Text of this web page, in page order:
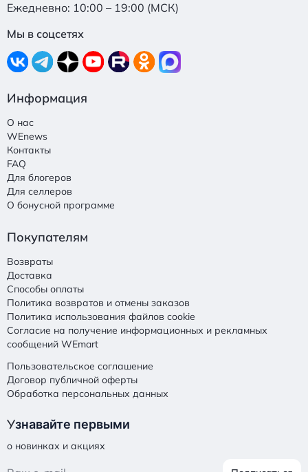
Ежедневно: 10:00 – 19:00 (МСК)
Мы в соцсетях
Информация
О нас
WEnews
Контакты
FAQ
Для блогеров
Для селлеров
О бонусной программе
Покупателям
Возвраты
Доставка
Способы оплаты
Политика возвратов и отмены заказов
Политика использования файлов cookie
Согласие на получение информационных и рекламных
сообщений WEmart
Пользовательское соглашение
Договор публичной оферты
Обработка персональных данных
Узнавайте первыми
о новинках и акциях